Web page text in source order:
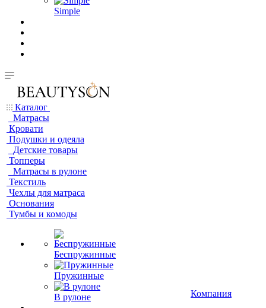
Simple
Каталог
Матрасы
Кровати
Подушки и одеяла
Детские товары
Топперы
Матрасы в рулоне
Текстиль
Чехлы для матраса
Основания
Тумбы и комоды
Беспружинные
Пружинные
В рулоне
Компания